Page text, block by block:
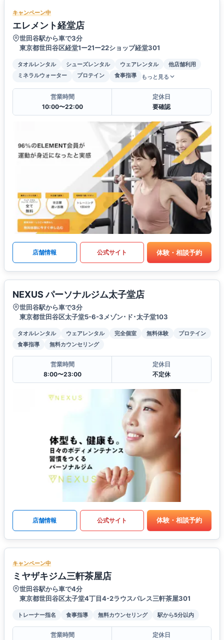
キャンペーン中
エレメント経堂店
世田谷駅から車で3分
東京都世田谷区経堂1ー21ー22ショップ経堂301
タオルレンタル シューズレンタル ウェアレンタル
他店舗利用
ミネラルウォーター
プロテイン 食事指導 もっと見る
営業時間
10:00〜22:00
定休日
要確認
店舗情報 公式サイト 体験・相談予約
NEXUS パーソナルジム太子堂店
世田谷駅から車で3分
東京都世田谷区太子堂5-6-3メゾン･ド･太子堂103
タオルレンタル ウェアレンタル 完全個室 無料体験
プロテイン
食事指導
無料カウンセリング
営業時間
8:00〜23:00
定休日
不定休
店舗情報 公式サイト 体験・相談予約
キャンペーン中
ミヤザキジム三軒茶屋店
世田谷駅から車で4分
東京都世田谷区太子堂4丁目4-2ラウスパレス三軒茶屋301
トレーナー指名 食事指導 無料カウンセリング 駅から5分以内
営業時間
定休日